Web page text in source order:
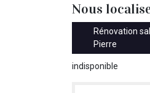
Nous
Rénovation
Pierre
indisponible